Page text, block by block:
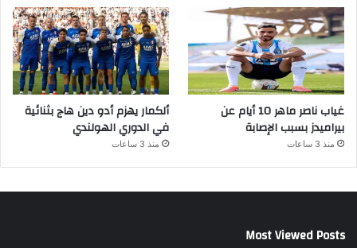
غياب ناصر ماهر 10 أيام عن
بيراميدز بسبب الإصابة
منذ 3 ساعات
ألكمار يهزم أدو دين هاج بثنائية
في الدوري الهولندي
منذ 3 ساعات
Most Viewed Posts